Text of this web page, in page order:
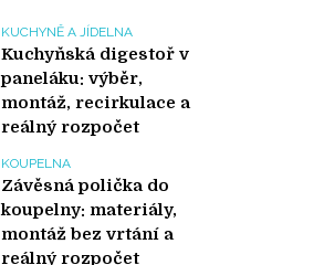
KUCHYNĚ A JÍDELNA
Kuchyňská digestoř v
paneláku: výběr,
montáž, recirkulace a
reálný rozpočet
KOUPELNA
Závěsná polička do
koupelny: materiály,
montáž bez vrtání a
reálný rozpočet